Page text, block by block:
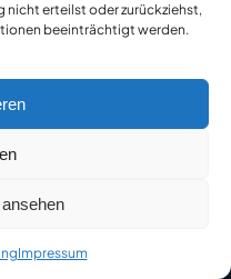
nicht erteilst oder zurückziehst,
beeinträchtigt werden.
Impressum